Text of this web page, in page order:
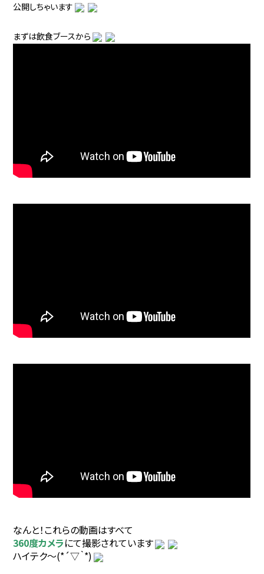
公開しちゃいます
まずは飲食ブースから
なんと！これらの動画はすべて
360度カメラにて撮影されています
ハイテク～(*´▽｀*)